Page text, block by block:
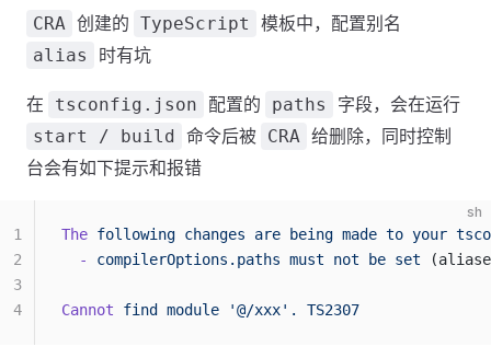
CRA 创建的 TypeScript 模板中，配置别名
alias 时有坑
在 tsconfig.json 配置的 paths 字段，会在运行
start / build 命令后被 CRA 给删除，同时控制
台会有如下提示和报错
sh
The following changes are being made to your
  -
compilerOptions.paths must not be set
Cannot find module '@/xxx'. TS2307
1
2
3
4